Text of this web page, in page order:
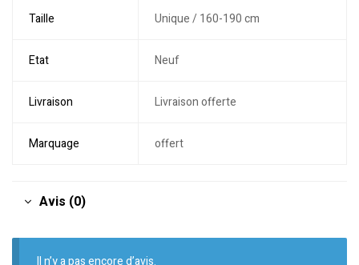
Taille Unique / 160-190 cm
Etat Neuf
Livraison Livraison offerte
Marquage offert
Avis (0)
Il n’y a pas encore d’avis.